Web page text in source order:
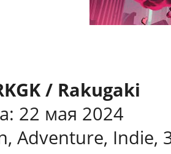
/ Rakugaki
22 мая 2024
Adventure, Indie,